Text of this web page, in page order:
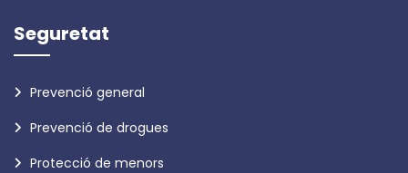
Seguretat
Prevenció general
Prevenció de drogues
Protecció de menors